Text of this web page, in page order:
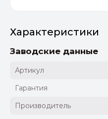
Характеристики
Заводские данные
Артикул
Гарантия
Производитель